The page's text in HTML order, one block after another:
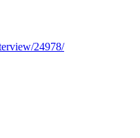
24978/